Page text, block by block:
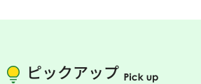
ピックアップ